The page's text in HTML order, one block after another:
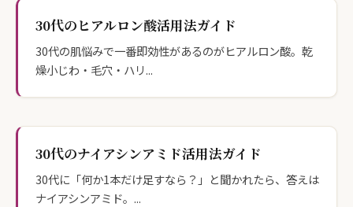
30代のヒアルロン酸活用法ガイド
30代の肌悩みで一番即効性があるのがヒアルロン酸。乾
燥小じわ・毛穴・ハリ...
30代のナイアシンアミド活用法ガイド
30代に「何か1本だけ足すなら？」と聞かれたら、答えは
ナイアシンアミド。...